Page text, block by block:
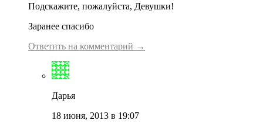
Подскажите, пожалуйста, Девушки!
Заранее спасибо
Ответить на комментарий →
Дарья
18 июня, 2013 в 19:07